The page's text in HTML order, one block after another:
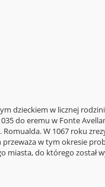
dzieckiem w licznej
do eremu w Fonte
W 1067 roku
przeważa w tym okresie
do którego został